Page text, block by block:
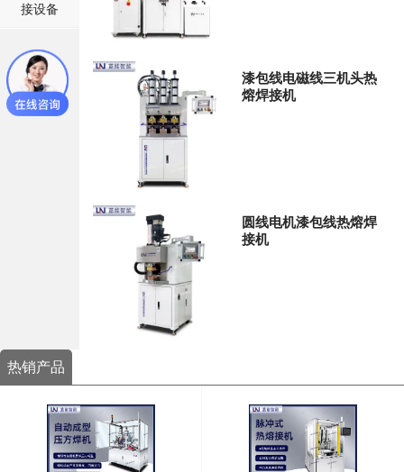
接设备
漆包线电磁线三机头热
熔焊接机
圆线电机漆包线热熔焊
接机
热销产品